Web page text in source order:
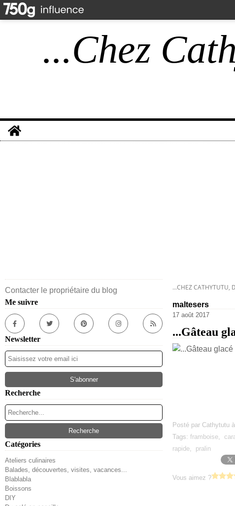
...Chez
Home
Contacter le propriétaire du blog
Me suivre
Newsletter
Recherche
Catégories
Ateliers culinaires
Balades, découvertes, visites, vacances...
Blablabla
Boissons
DIY
...CHEZ CATHYTUTU,
maltesers
17 août 2017
...Gâteau
Posté par Cathytutu
Tags: framboise,
rapide, pralin
Vous aimez ?